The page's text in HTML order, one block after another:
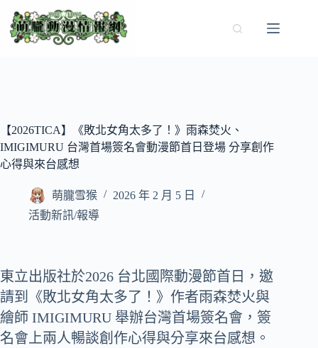
至
【2026TICA】《敗北女角太多了！》雨森焚火、
IMIGIMURU 台灣首場簽名會動漫節首日登場 分享創作
心得與來台感想
萌朧雪猴
2026 年 2 月 5 日
活動新訊/報導
東立出版社於2026 台北國際動漫節首日，邀
請到《敗北女角太多了！》作者雨森焚火與
繪師 IMIGIMURU 舉辦台灣首場簽名會，簽
名會上兩人暢談創作心得與分享來台感想。